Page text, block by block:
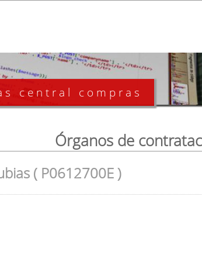
central compras
Órganos de
( P0612700E )